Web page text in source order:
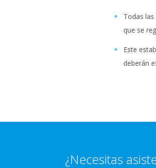
Todas
que se
Este
deberán
¿Necesitas